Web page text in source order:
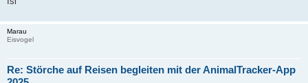
Marau
Eisvogel
Re: Störche auf Reisen begleiten mit der AnimalTracker-App